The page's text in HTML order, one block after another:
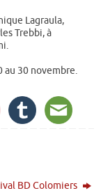
Lagraula,
Trebbi, à
au 30 novembre.
BD Colomiers